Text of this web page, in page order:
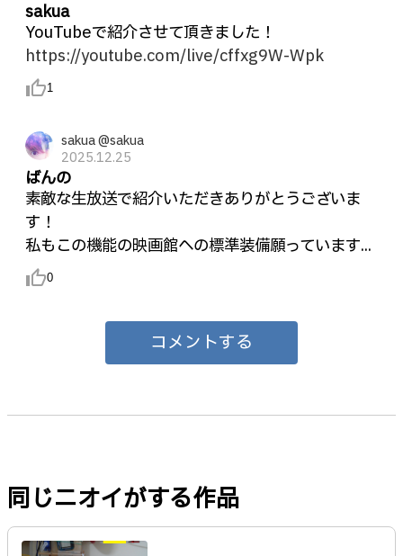
sakua
YouTubeで紹介させて頂きました！
https://youtube.com/live/cffxg9W-Wpk
thumb_up_alt1
sakua @sakua
2025.12.25
ばんの
素敵な生放送で紹介いただきありがとうございま
す！
私もこの機能の映画館への標準装備願っています...
thumb_up_alt0
コメントする
同じニオイがする作品